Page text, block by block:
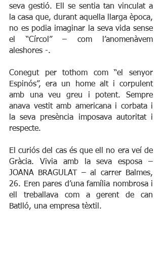
seva gestió. Ell se sentia tan vinculat a
la casa que, durant aquella llarga època,
no es podia imaginar la seva vida sense
el “Círcol” – com l’anomenàvem
aleshores -.
Conegut per tothom com “el senyor
Espinós”, era un home alt i corpulent
amb una veu greu i potent. Sempre
anava vestit amb americana i corbata i
la seva presència imposava autoritat i
respecte.
El curiós del cas és que ell no era veí de
Gràcia. Vivia amb la seva esposa –
JOANA BRAGULAT – al carrer Balmes,
26. Eren pares d’una família nombrosa i
ell treballava com a gerent de can
Batlló, una empresa tèxtil.